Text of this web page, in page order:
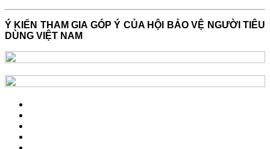
Ý KIẾN THAM GIA GÓP Ý CỦA HỘI BẢO VỆ NGƯỜI TIÊU
DÙNG VIỆT NAM